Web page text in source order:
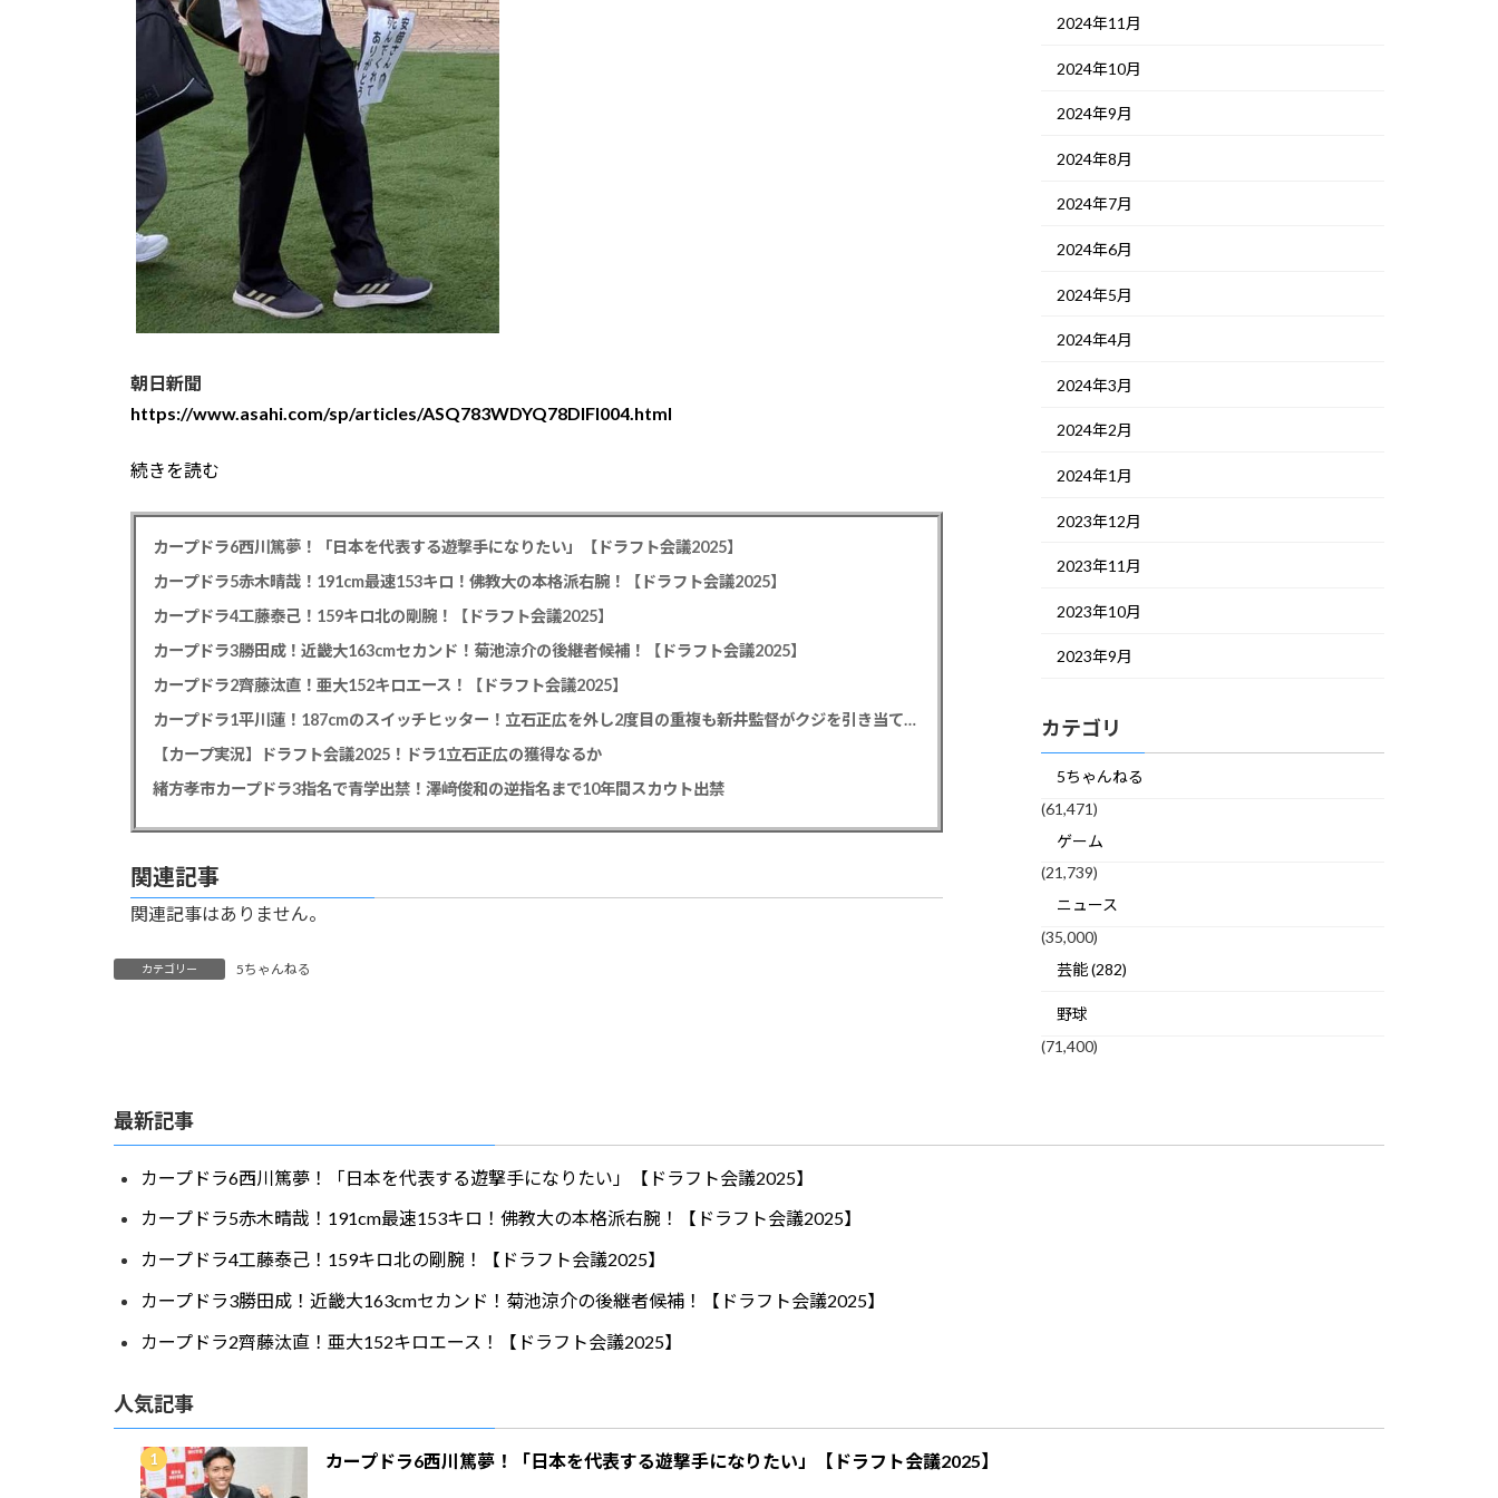
朝日新聞
https://www.asahi.com/sp/articles/ASQ783WDYQ78DIFI004.html
続きを読む
カープドラ6西川篤夢！「日本を代表する遊撃手になりたい」【ドラフト会議2025】
カープドラ5赤木晴哉！191cm最速153キロ！佛教大の本格派右腕！【ドラフト会議2025】
カープドラ4工藤泰己！159キロ北の剛腕！【ドラフト会議2025】
カープドラ3勝田成！近畿大163cmセカンド！菊池涼介の後継者候補！【ドラフト会議2025】
カープドラ2齊藤汰直！亜大152キロエース！【ドラフト会議2025】
カープドラ1平川蓮！187cmのスイッチヒッター！立石正広を外し2度目の重複も新井監督がクジを引き当てる！【ドラフト会議2025】
【カープ実況】ドラフト会議2025！ドラ1立石正広の獲得なるか
緒方孝市カープドラ3指名で青学出禁！澤﨑俊和の逆指名まで10年間スカウト出禁
関連記事
関連記事はありません。
カテゴリー 5ちゃんねる
2024年11月
2024年10月
2024年9月
2024年8月
2024年7月
2024年6月
2024年5月
2024年4月
2024年3月
2024年2月
2024年1月
2023年12月
2023年11月
2023年10月
2023年9月
カテゴリ
5ちゃんねる
(61,471)
ゲーム
(21,739)
ニュース
(35,000)
芸能 (282)
野球
(71,400)
最新記事
カープドラ6西川篤夢！「日本を代表する遊撃手になりたい」【ドラフト会議2025】
カープドラ5赤木晴哉！191cm最速153キロ！佛教大の本格派右腕！【ドラフト会議2025】
カープドラ4工藤泰己！159キロ北の剛腕！【ドラフト会議2025】
カープドラ3勝田成！近畿大163cmセカンド！菊池涼介の後継者候補！【ドラフト会議2025】
カープドラ2齊藤汰直！亜大152キロエース！【ドラフト会議2025】
人気記事
カープドラ6西川篤夢！「日本を代表する遊撃手になりたい」【ドラフト会議2025】